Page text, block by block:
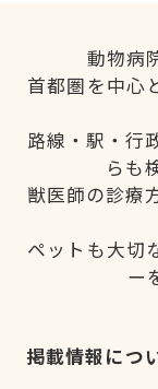
動物病
首都圏を中心
路線・駅・行
らも
獣医師の診療
ペットも大切
ー
掲載情報につ